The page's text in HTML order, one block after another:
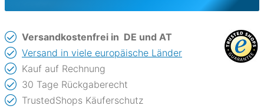
Versandkostenfrei in DE und AT
Versand in viele europäische Länder
Kauf auf Rechnung
30 Tage Rückgaberecht
TrustedShops Käuferschutz